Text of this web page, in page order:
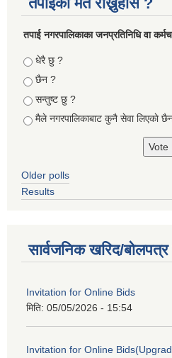
तपा‌ई नगरपालिकाका जनप्रतिनिधि वा
Choices
धेरै छु ?
छैन ?
सन्तुष्ट छु ?
मैले नगरपालिकाबाट कुनै सेवा लिएकाे
Older polls
Results
सार्वजनिक खरिद/
Invitation for Online Bids
मिति: 05/05/2026 - 15:54
Invitation for Online